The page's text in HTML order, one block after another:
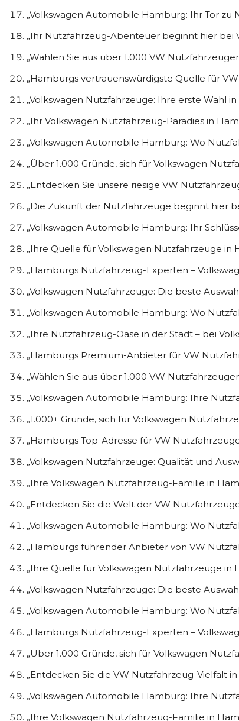
„Volkswagen Automobile Hamburg: Ihr Tor zu
„Ihr Nutzfahrzeug-Abenteuer beginnt hier bei
„Wählen Sie aus über 1.000 VW
„Hamburgs vertrauenswürdigste Quelle für
„Volkswagen Nutzfahrzeuge: Ihre erste Wahl
„Ihr Volkswagen Nutzfahrzeug-Paradies in
„Volkswagen Automobile Hamburg: Wo
„Über 1.000 Gründe, sich für Volkswagen
„Entdecken Sie unsere riesige VW
„Die Zukunft der Nutzfahrzeuge beginnt hier
„Volkswagen Automobile Hamburg: Ihr
„Ihre Quelle für Volkswagen Nutzfahrzeuge in
„Hamburgs Nutzfahrzeug-Experten –
„Volkswagen Nutzfahrzeuge: Die beste
„Volkswagen Automobile Hamburg: Wo
„Ihre Nutzfahrzeug-Oase in der Stadt – bei
„Hamburgs Premium-Anbieter für VW
„Wählen Sie aus über 1.000 VW
„Volkswagen Automobile Hamburg: Ihre
„1.000+ Gründe, sich für Volkswagen
„Hamburgs Top-Adresse für VW
„Volkswagen Nutzfahrzeuge: Qualität und
„Ihre Volkswagen Nutzfahrzeug-Familie in
„Entdecken Sie die Welt der VW
„Volkswagen Automobile Hamburg: Wo
„Hamburgs führender Anbieter von VW
„Ihre Quelle für Volkswagen Nutzfahrzeuge in
„Volkswagen Nutzfahrzeuge: Die beste
„Volkswagen Automobile Hamburg: Wo
„Hamburgs Nutzfahrzeug-Experten –
„Über 1.000 Gründe, sich für Volkswagen
„Entdecken Sie die VW Nutzfahrzeug-Vielfalt
„Volkswagen Automobile Hamburg: Ihre
„Ihre Volkswagen Nutzfahrzeug-Familie in